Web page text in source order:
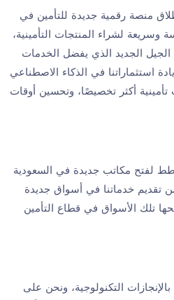
نخطط لإطلاق منصة رقمية جديدة للتأمين في
وسريعة لشراء المنتجات التأمينية،
الجديد الذي يفضل الخدمات
استثماراتنا في الذكاء الاصطناعي
تأمينية أكثر تخصيصًا، وتحسين أوقات
لفتح مكاتب جديدة في السعودية
تقديم خدماتنا في أسواق جديدة
تلك الأسواق في قطاع التأمين
حافلًا بالإنجازات التكنولوجية، ونحن على